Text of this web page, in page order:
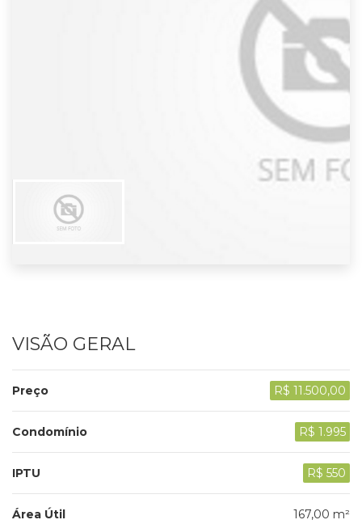
VISÃO GERAL
Preço R$ 11.500,00
Condomínio R$ 1.995
IPTU R$ 550
Área Útil 167,00 m²